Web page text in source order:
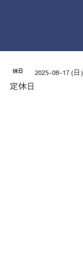
休日 2025-08-17 (日)
定休日